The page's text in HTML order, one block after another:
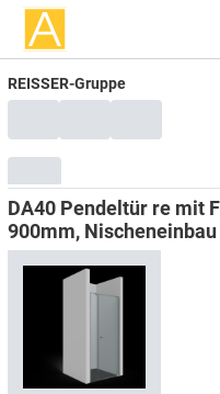
REISSER-Gruppe
DA40 Pendeltür re mit
900mm, Nischeneinbau